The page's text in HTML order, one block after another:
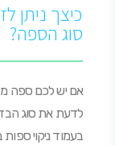
כיצך ניתן
סוג הספה?
אם יש לכם ספה
לדעת את סוג
בעמוד ניקוי ספות